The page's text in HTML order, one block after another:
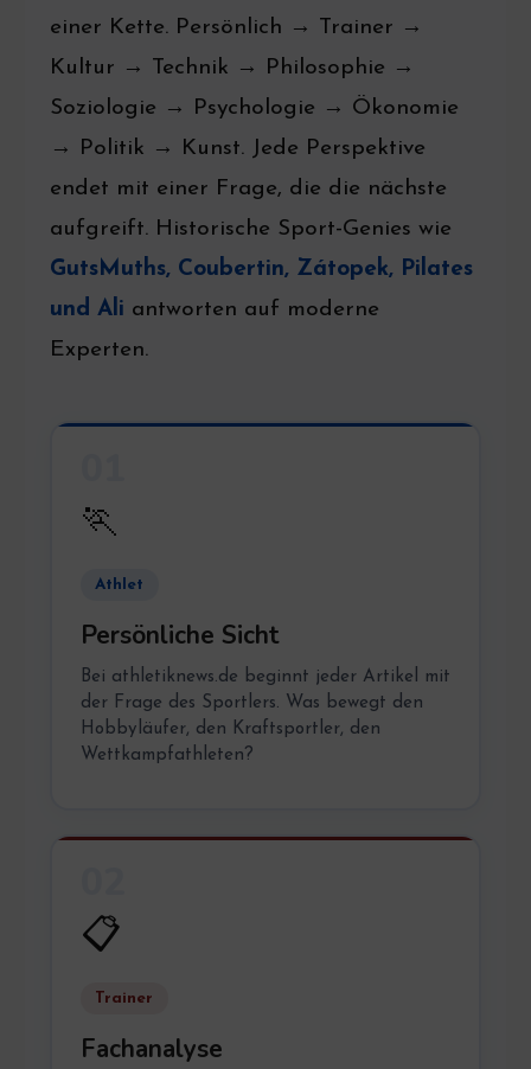
einer Kette. Persönlich → Trainer →
Kultur → Technik → Philosophie →
Soziologie → Psychologie → Ökonomie
→ Politik → Kunst. Jede Perspektive
endet mit einer Frage, die die nächste
aufgreift. Historische Sport-Genies wie
GutsMuths, Coubertin, Zátopek, Pilates
und Ali antworten auf moderne
Experten.
🏃
Athlet
Persönliche Sicht
Bei athletiknews.de beginnt jeder Artikel mit
der Frage des Sportlers. Was bewegt den
Hobbyläufer, den Kraftsportler, den
Wettkampfathleten?
📋
Trainer
Fachanalyse